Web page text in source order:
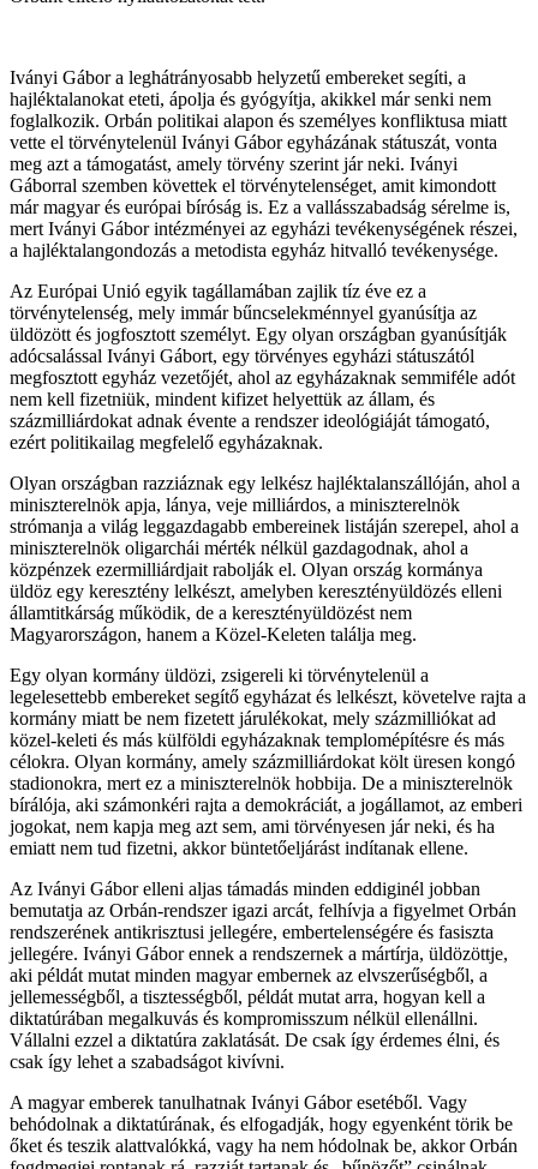
Iványi Gábor a leghátrányosabb helyzetű embereket segíti, a
hajléktalanokat eteti, ápolja és gyógyítja, akikkel már senki nem
foglalkozik. Orbán politikai alapon és személyes konfliktusa miatt
vette el törvénytelenül Iványi Gábor egyházának státuszát, vonta
meg azt a támogatást, amely törvény szerint jár neki. Iványi
Gáborral szemben követtek el törvénytelenséget, amit kimondott
már magyar és európai bíróság is. Ez a vallásszabadság sérelme is,
mert Iványi Gábor intézményei az egyházi tevékenységének részei,
a hajléktalangondozás a metodista egyház hitvalló tevékenysége.
Az Európai Unió egyik tagállamában zajlik tíz éve ez a
törvénytelenség, mely immár bűncselekménnyel gyanúsítja az
üldözött és jogfosztott személyt. Egy olyan országban gyanúsítják
adócsalással Iványi Gábort, egy törvényes egyházi státuszától
megfosztott egyház vezetőjét, ahol az egyházaknak semmiféle adót
nem kell fizetniük, mindent kifizet helyettük az állam, és
százmilliárdokat adnak évente a rendszer ideológiáját támogató,
ezért politikailag megfelelő egyházaknak.
Olyan országban razziáznak egy lelkész hajléktalanszállóján, ahol a
miniszterelnök apja, lánya, veje milliárdos, a miniszterelnök
strómanja a világ leggazdagabb embereinek listáján szerepel, ahol a
miniszterelnök oligarchái mérték nélkül gazdagodnak, ahol a
közpénzek ezermilliárdjait rabolják el. Olyan ország kormánya
üldöz egy keresztény lelkészt, amelyben keresztényüldözés elleni
államtitkárság működik, de a keresztényüldözést nem
Magyarországon, hanem a Közel-Keleten találja meg.
Egy olyan kormány üldözi, zsigereli ki törvénytelenül a
legelesettebb embereket segítő egyházat és lelkészt, követelve rajta a
kormány miatt be nem fizetett járulékokat, mely százmilliókat ad
közel-keleti és más külföldi egyházaknak templomépítésre és más
célokra. Olyan kormány, amely százmilliárdokat költ üresen kongó
stadionokra, mert ez a miniszterelnök hobbija. De a miniszterelnök
bírálója, aki számonkéri rajta a demokráciát, a jogállamot, az emberi
jogokat, nem kapja meg azt sem, ami törvényesen jár neki, és ha
emiatt nem tud fizetni, akkor büntetőeljárást indítanak ellene.
Az Iványi Gábor elleni aljas támadás minden eddiginél jobban
bemutatja az Orbán-rendszer igazi arcát, felhívja a figyelmet Orbán
rendszerének antikrisztusi jellegére, embertelenségére és fasiszta
jellegére. Iványi Gábor ennek a rendszernek a mártírja, üldözöttje,
aki példát mutat minden magyar embernek az elvszerűségből, a
jellemességből, a tisztességből, példát mutat arra, hogyan kell a
diktatúrában megalkuvás és kompromisszum nélkül ellenállni.
Vállalni ezzel a diktatúra zaklatását. De csak így érdemes élni, és
csak így lehet a szabadságot kivívni.
A magyar emberek tanulhatnak Iványi Gábor esetéből. Vagy
behódolnak a diktatúrának, és elfogadják, hogy egyenként törik be
őket és teszik alattvalókká, vagy ha nem hódolnak be, akkor Orbán